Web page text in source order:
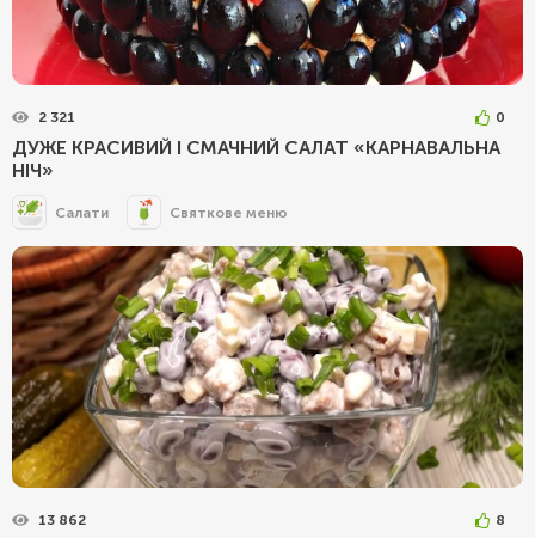
2 321 0
ДУЖЕ КРАСИВИЙ І СМАЧНИЙ САЛАТ «КАРНАВАЛЬНА
НІЧ»
Салати Святкове меню
13 862 8